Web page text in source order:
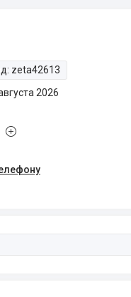
zeta42613
2026